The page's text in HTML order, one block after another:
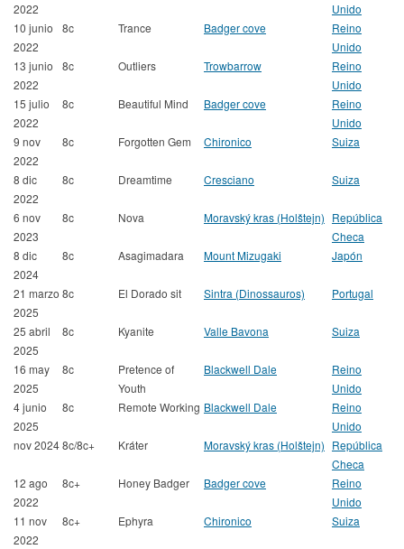
2022
Unido
10 junio
2022
8c Trance Badger cove
Reino
Unido
13 junio
2022
8c Outliers Trowbarrow
Reino
Unido
15 julio
2022
8c Beautiful Mind Badger cove
Reino
Unido
9 nov
2022
8c Forgotten Gem Chironico Suiza
8 dic
2022
8c Dreamtime Cresciano Suiza
6 nov
2023
8c Nova Moravský kras (Holštejn) República
Checa
8 dic
2024
8c Asagimadara Mount Mizugaki Japón
21 marzo
2025
8c El Dorado sit Sintra (Dinossauros) Portugal
25 abril
2025
8c Kyanite Valle Bavona Suiza
16 may
2025
8c
Pretence of
Youth
Blackwell Dale
Reino
Unido
4 junio
2025
8c Remote Working Blackwell Dale
Reino
Unido
nov 20248c/8c+ Kráter Moravský kras (Holštejn) República
Checa
12 ago
2022
8c+ Honey Badger Badger cove
Reino
Unido
11 nov
2022
8c+ Ephyra Chironico Suiza